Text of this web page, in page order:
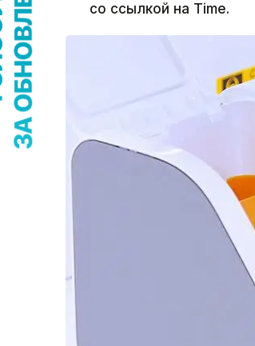
со ссылкой на Time.